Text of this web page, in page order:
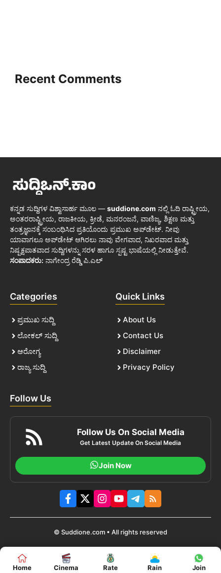
Recent Comments
ಕನ್ನಡ ಸುದ್ದಿಗಳ ವಿಶ್ವಾಸಾರ್ಹ ಮೂಲ — suddione.com ನಲ್ಲಿ ಓದಿ ರಾಷ್ಟ್ರೀಯ,
ಅಂತರರಾಷ್ಟ್ರೀಯ, ರಾಜಕೀಯ, ಕ್ರೀಡೆ, ಮನರಂಜನೆ, ವಾಣಿಜ್ಯ, ಶಿಕ್ಷಣ ಮತ್ತು
ತಂತ್ರಜ್ಞಾನಕ್ಕೆ ಸಂಬಂಧಿಸಿದ ಪ್ರತಿಯೊಂದು ಪ್ರಮುಖ ಅಪ್‌ಡೇಟ್. ನೀವು
ಯಾವಾಗಲೂ ಅಪ್‌ಡೇಟ್ ಆಗಿರಲು ನಾವು ವೇಗವಾದ, ನಿಖರವಾದ ಮತ್ತು
ನಿಷ್ಪಕ್ಷಪಾತವಾದ ಸುದ್ದಿಗಳನ್ನು ಸರಳ ಹಾಗೂ ಸ್ಪಷ್ಟ ಭಾಷೆಯಲ್ಲಿ ನೀಡುತ್ತೇವೆ.
ಸಂಪಾದಕರು: ನಾಗೇಂದ್ರ ರೆಡ್ಡಿ ಪಿ.ಎಲ್
Categories
ಪ್ರಮುಖ ಸುದ್ದಿ
ಲೋಕಲ್ ಸುದ್ದಿ
ಆರೋಗ್ಯ
ರಾಜ್ಯ ಸುದ್ದಿ
Quick Links
About Us
Contact Us
Disclaimer
Privacy Policy
Follow Us
Follow Us On Social Media
Get Latest Update On Social Media
Join Now
© Suddione.com • All rights reserved
Home Cinema Rate Rain Join